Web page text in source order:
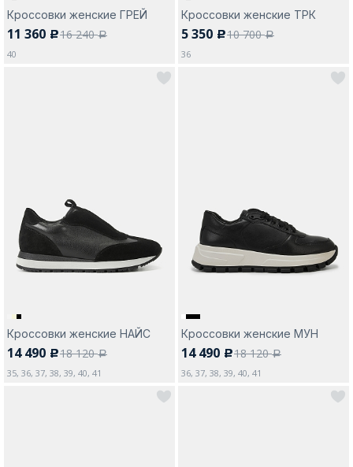
Кроссовки женские ГРЕЙ
11 360 c16 240a
40
Кроссовки женские ТРК
5 350 c10 700a
36
Кроссовки женские НАЙС
14 490 c18 120a
35, 36, 37, 38, 39, 40, 41
Кроссовки женские МУН
14 490 c18 120a
36, 37, 38, 39, 40, 41